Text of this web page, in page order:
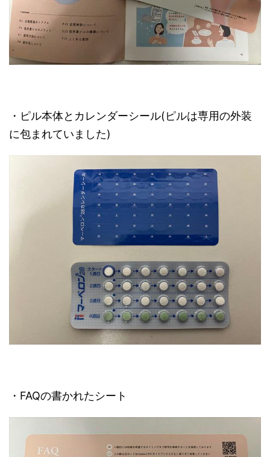
・ピル本体とカレンダーシール(ピルは専用の外装
に包まれていました)
・FAQの書かれたシート